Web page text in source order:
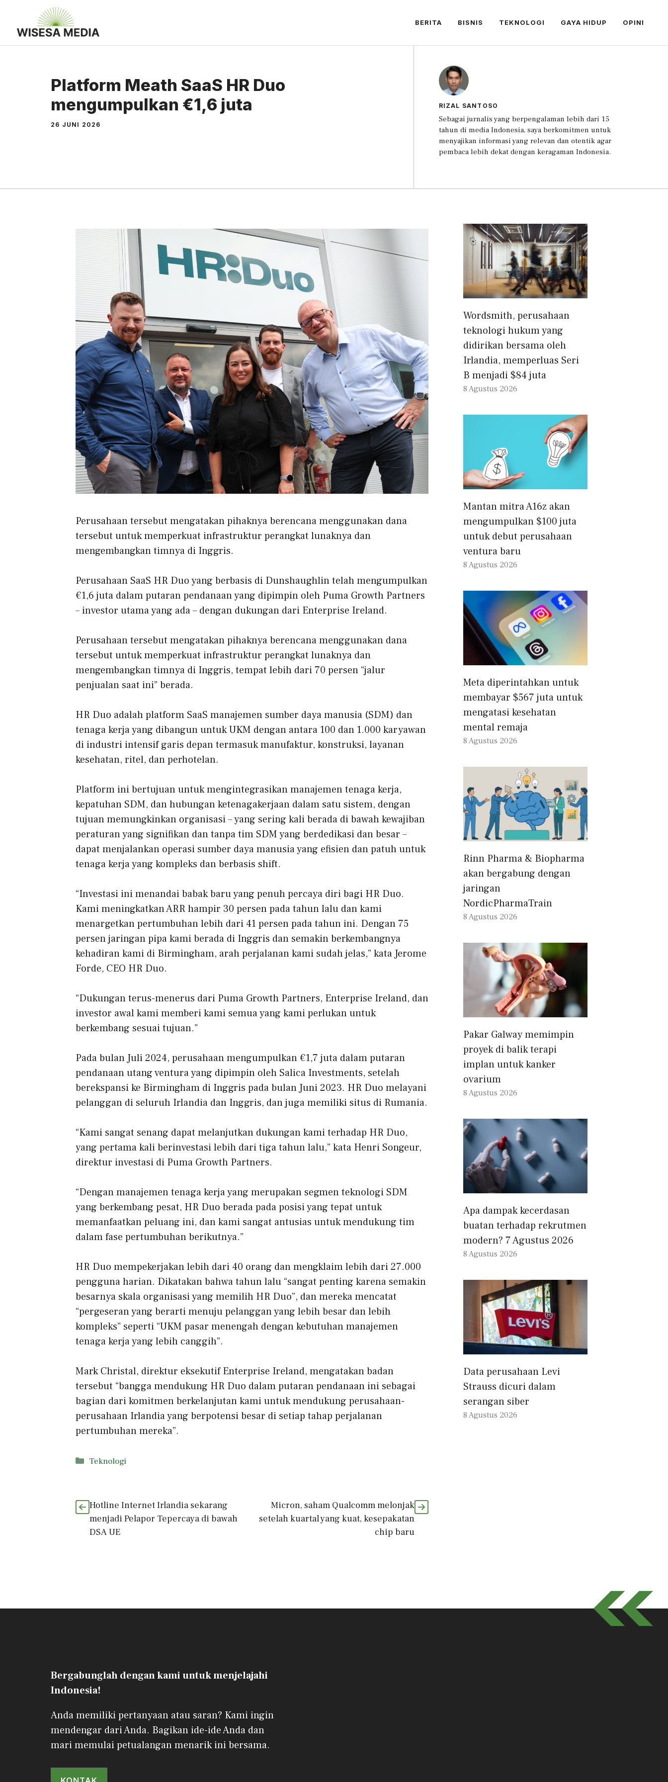
BERITA BISNIS TEKNOLOGI GAYA HIDUP OPINI
Platform Meath SaaS HR Duo
mengumpulkan €1,6 juta
26 JUNI 2026
RIZAL SANTOSO
Sebagai jurnalis yang berpengalaman lebih dari 15
tahun di media Indonesia, saya berkomitmen untuk
menyajikan informasi yang relevan dan otentik agar
pembaca lebih dekat dengan keragaman Indonesia.
Perusahaan tersebut mengatakan pihaknya berencana menggunakan dana
tersebut untuk memperkuat infrastruktur perangkat lunaknya dan
mengembangkan timnya di Inggris.
Perusahaan SaaS HR Duo yang berbasis di Dunshaughlin telah mengumpulkan
€1,6 juta dalam putaran pendanaan yang dipimpin oleh Puma Growth Partners
– investor utama yang ada – dengan dukungan dari Enterprise Ireland.
Perusahaan tersebut mengatakan pihaknya berencana menggunakan dana
tersebut untuk memperkuat infrastruktur perangkat lunaknya dan
mengembangkan timnya di Inggris, tempat lebih dari 70 persen “jalur
penjualan saat ini” berada.
HR Duo adalah platform SaaS manajemen sumber daya manusia (SDM) dan
tenaga kerja yang dibangun untuk UKM dengan antara 100 dan 1.000 karyawan
di industri intensif garis depan termasuk manufaktur, konstruksi, layanan
kesehatan, ritel, dan perhotelan.
Platform ini bertujuan untuk mengintegrasikan manajemen tenaga kerja,
kepatuhan SDM, dan hubungan ketenagakerjaan dalam satu sistem, dengan
tujuan memungkinkan organisasi – yang sering kali berada di bawah kewajiban
peraturan yang signifikan dan tanpa tim SDM yang berdedikasi dan besar –
dapat menjalankan operasi sumber daya manusia yang efisien dan patuh untuk
tenaga kerja yang kompleks dan berbasis shift.
“Investasi ini menandai babak baru yang penuh percaya diri bagi HR Duo.
Kami meningkatkan ARR hampir 30 persen pada tahun lalu dan kami
menargetkan pertumbuhan lebih dari 41 persen pada tahun ini. Dengan 75
persen jaringan pipa kami berada di Inggris dan semakin berkembangnya
kehadiran kami di Birmingham, arah perjalanan kami sudah jelas,” kata Jerome
Forde, CEO HR Duo.
“Dukungan terus-menerus dari Puma Growth Partners, Enterprise Ireland, dan
investor awal kami memberi kami semua yang kami perlukan untuk
berkembang sesuai tujuan.”
Pada bulan Juli 2024, perusahaan mengumpulkan €1,7 juta dalam putaran
pendanaan utang ventura yang dipimpin oleh Salica Investments, setelah
berekspansi ke Birmingham di Inggris pada bulan Juni 2023. HR Duo melayani
pelanggan di seluruh Irlandia dan Inggris, dan juga memiliki situs di Rumania.
“Kami sangat senang dapat melanjutkan dukungan kami terhadap HR Duo,
yang pertama kali berinvestasi lebih dari tiga tahun lalu,” kata Henri Songeur,
direktur investasi di Puma Growth Partners.
“Dengan manajemen tenaga kerja yang merupakan segmen teknologi SDM
yang berkembang pesat, HR Duo berada pada posisi yang tepat untuk
memanfaatkan peluang ini, dan kami sangat antusias untuk mendukung tim
dalam fase pertumbuhan berikutnya.”
HR Duo mempekerjakan lebih dari 40 orang dan mengklaim lebih dari 27.000
pengguna harian. Dikatakan bahwa tahun lalu “sangat penting karena semakin
besarnya skala organisasi yang memilih HR Duo”, dan mereka mencatat
“pergeseran yang berarti menuju pelanggan yang lebih besar dan lebih
kompleks” seperti “UKM pasar menengah dengan kebutuhan manajemen
tenaga kerja yang lebih canggih”.
Mark Christal, direktur eksekutif Enterprise Ireland, mengatakan badan
tersebut “bangga mendukung HR Duo dalam putaran pendanaan ini sebagai
bagian dari komitmen berkelanjutan kami untuk mendukung perusahaan-
perusahaan Irlandia yang berpotensi besar di setiap tahap perjalanan
pertumbuhan mereka”.
Kategori
Teknologi
Hotline Internet Irlandia sekarang
menjadi Pelapor Tepercaya di bawah
DSA UE
Micron, saham Qualcomm melonjak
setelah kuartal yang kuat, kesepakatan
chip baru
Wordsmith, perusahaan
teknologi hukum yang
didirikan bersama oleh
Irlandia, memperluas Seri
B menjadi $84 juta
8 Agustus 2026
Mantan mitra A16z akan
mengumpulkan $100 juta
untuk debut perusahaan
ventura baru
8 Agustus 2026
Meta diperintahkan untuk
membayar $567 juta untuk
mengatasi kesehatan
mental remaja
8 Agustus 2026
Rinn Pharma & Biopharma
akan bergabung dengan
jaringan
NordicPharmaTrain
8 Agustus 2026
Pakar Galway memimpin
proyek di balik terapi
implan untuk kanker
ovarium
8 Agustus 2026
Apa dampak kecerdasan
buatan terhadap rekrutmen
modern? 7 Agustus 2026
8 Agustus 2026
Data perusahaan Levi
Strauss dicuri dalam
serangan siber
8 Agustus 2026
Bergabunglah dengan kami untuk menjelajahi
Indonesia!
Anda memiliki pertanyaan atau saran? Kami ingin
mendengar dari Anda. Bagikan ide-ide Anda dan
mari memulai petualangan menarik ini bersama.